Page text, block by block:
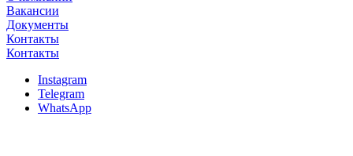
Вакансии
Документы
Контакты
Контакты
Instagram
Telegram
WhatsApp